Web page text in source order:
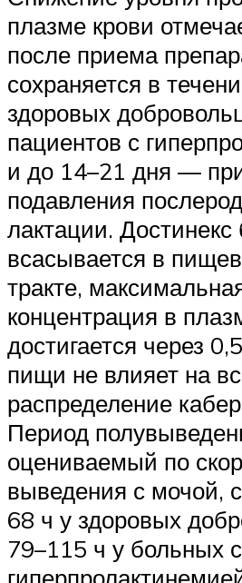
плазме крови
после приема
сохраняется в
здоровых
пациентов с
и до 14–21 дня —
подавления
лактации. Достинекс
всасывается в
тракте,
концентрация в
достигается через
пищи не влияет на
распределение
Период
оцениваемый по
выведения с мочой,
68 ч у здоровых
79–115 ч у больных с